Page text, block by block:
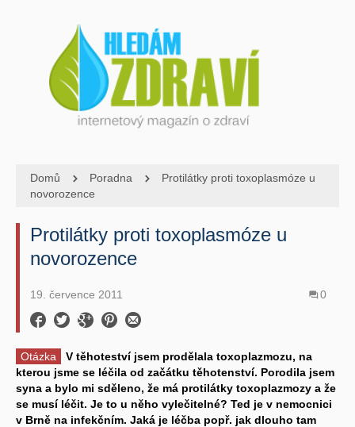
Domů Poradna
Protilátky proti toxoplasmóze u
novorozence
Protilátky proti toxoplasmóze u
novorozence
19. července 2011 0
Otázka
V těhoteství jsem prodělala toxoplazmozu, na
kterou jsme se léčila od začátku těhotenství. Porodila jsem
syna a bylo mi sděleno, že má protilátky toxoplazmozy a že
se musí léčit. Je to u něho vylečitelné? Ted je v nemocnici
v Brně na infekčním. Jaká je léčba popř. jak dlouho tam